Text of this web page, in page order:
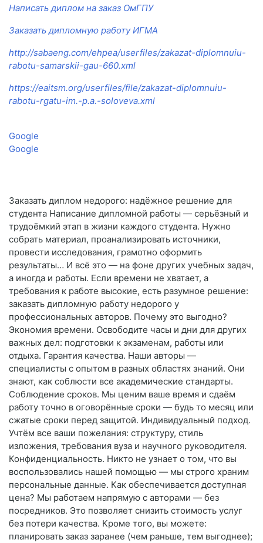
Написать диплом на заказ ОмГПУ
Заказать дипломную работу ИГМА
http://sabaeng.com/ehpea/userfiles/zakazat-diplomnuiu-
rabotu-samarskii-gau-660.xml
https://eaitsm.org/userfiles/file/zakazat-diplomnuiu-
rabotu-rgatu-im.-p.a.-soloveva.xml
Google
Google
Заказать диплом недорого: надёжное решение для
студента Написание дипломной работы — серьёзный и
трудоёмкий этап в жизни каждого студента. Нужно
собрать материал, проанализировать источники,
провести исследования, грамотно оформить
результаты… И всё это — на фоне других учебных задач,
а иногда и работы. Если времени не хватает, а
требования к работе высокие, есть разумное решение:
заказать дипломную работу недорого у
профессиональных авторов. Почему это выгодно?
Экономия времени. Освободите часы и дни для других
важных дел: подготовки к экзаменам, работы или
отдыха. Гарантия качества. Наши авторы —
специалисты с опытом в разных областях знаний. Они
знают, как соблюсти все академические стандарты.
Соблюдение сроков. Мы ценим ваше время и сдаём
работу точно в оговорённые сроки — будь то месяц или
сжатые сроки перед защитой. Индивидуальный подход.
Учтём все ваши пожелания: структуру, стиль
изложения, требования вуза и научного руководителя.
Конфиденциальность. Никто не узнает о том, что вы
воспользовались нашей помощью — мы строго храним
персональные данные. Как обеспечивается доступная
цена? Мы работаем напрямую с авторами — без
посредников. Это позволяет снизить стоимость услуг
без потери качества. Кроме того, вы можете:
планировать заказ заранее (чем раньше, тем выгоднее);